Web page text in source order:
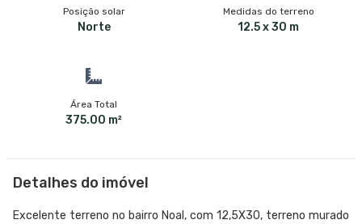
Posição solar
Norte
Medidas do terreno
12.5 x 30 m
Área Total
375.00 m²
Detalhes do imóvel
Excelente terreno no bairro Noal, com 12,5X30, terreno murado